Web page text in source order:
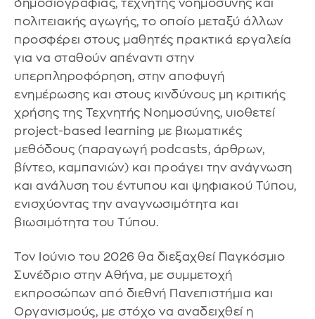
δημοσιογραφίας, τεχνητής νοημοσύνης και
πολιτειακής αγωγής, το οποίο μεταξύ άλλων
προσφέρει στους μαθητές πρακτικά εργαλεία
για να σταθούν απέναντι στην
υπερπληροφόρηση, στην αποφυγή
ενημέρωσης και στους κινδύνους μη κριτικής
χρήσης της Τεχνητής Νοημοσύνης, υιοθετεί
project-based learning με βιωματικές
μεθόδους (παραγωγή podcasts, άρθρων,
βίντεο, καμπανιών) και προάγει την ανάγνωση
και ανάλυση του έντυπου και ψηφιακού Τύπου,
ενισχύοντας την αναγνωσιμότητα και
βιωσιμότητα του Τύπου.
Τον Ιούνιο του 2026 θα διεξαχθεί Παγκόσμιο
Συνέδριο στην Αθήνα, με συμμετοχή
εκπροσώπων από διεθνή Πανεπιστήμια και
Οργανισμούς, με στόχο να αναδειχθεί η